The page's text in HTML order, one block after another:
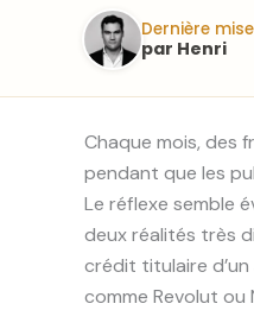
Dernière
par Henri
Chaque mois, des
pendant que les
Le réflexe semble
deux réalités très
crédit titulaire
comme Revolut ou